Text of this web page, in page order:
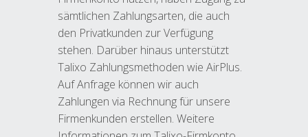
sämtlichen Zahlungsarten, die auch
den Privatkunden zur Verfügung
stehen. Darüber hinaus unterstützt
Talixo Zahlungsmethoden wie AirPlus.
Auf Anfrage können wir auch
Zahlungen via Rechnung für unsere
Firmenkunden erstellen. Weitere